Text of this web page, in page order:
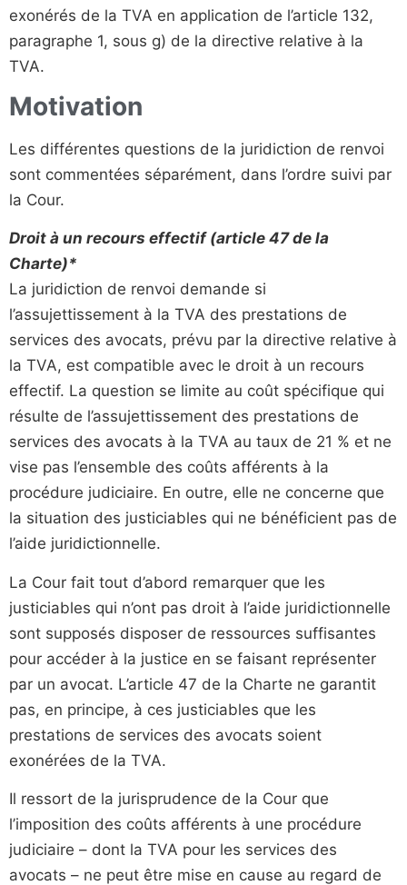
exonérés de la TVA en application de l’article 132,
paragraphe 1, sous g) de la directive relative à la
TVA.
Motivation
Les différentes questions de la juridiction de renvoi
sont commentées séparément, dans l’ordre suivi par
la Cour.
Droit à un recours effectif (article 47 de la
Charte)*
La juridiction de renvoi demande si
l’assujettissement à la TVA des prestations de
services des avocats, prévu par la directive relative à
la TVA, est compatible avec le droit à un recours
effectif. La question se limite au coût spécifique qui
résulte de l’assujettissement des prestations de
services des avocats à la TVA au taux de 21 % et ne
vise pas l’ensemble des coûts afférents à la
procédure judiciaire. En outre, elle ne concerne que
la situation des justiciables qui ne bénéficient pas de
l’aide juridictionnelle.
La Cour fait tout d’abord remarquer que les
justiciables qui n’ont pas droit à l’aide juridictionnelle
sont supposés disposer de ressources suffisantes
pour accéder à la justice en se faisant représenter
par un avocat. L’article 47 de la Charte ne garantit
pas, en principe, à ces justiciables que les
prestations de services des avocats soient
exonérées de la TVA.
Il ressort de la jurisprudence de la Cour que
l’imposition des coûts afférents à une procédure
judiciaire – dont la TVA pour les services des
avocats – ne peut être mise en cause au regard de